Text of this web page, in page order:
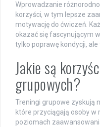
Wprowadzanie
korzyści, w tym lepsze
motywację do ćwiczeń.
okazać się fascynującym
tylko poprawę kondycji,
Jakie są
grupowych?
Treningi grupowe zyskują
które przyciągają osoby w
poziomach